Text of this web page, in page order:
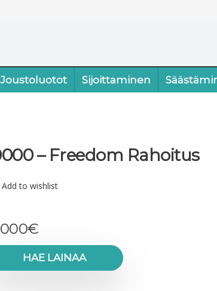
Joustoluotot Sijoittaminen
– Freedom Rahoitus
Add to wishlist
€
HAE LAINAA